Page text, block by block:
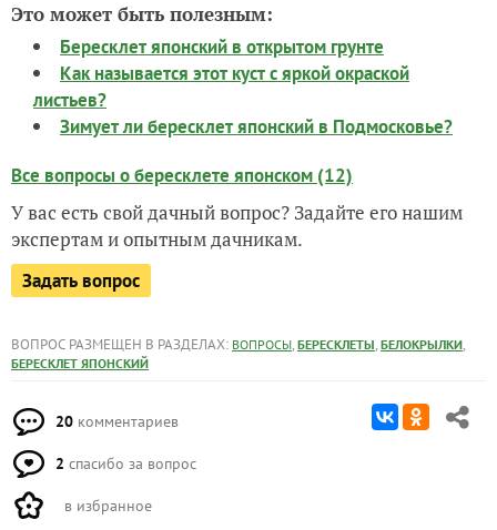
Это может быть полезным:
Бересклет японский в открытом грунте
Как называется этот куст с яркой окраской
листьев?
Зимует ли бересклет японский в Подмосковье?
Все вопросы о бересклете японском (12)
У вас есть свой дачный вопрос? Задайте его нашим
экспертам и опытным дачникам.
Задать вопрос
ВОПРОС РАЗМЕЩЕН В РАЗДЕЛАХ: ВОПРОСЫ, БЕРЕСКЛЕТЫ, БЕЛОКРЫЛКИ,
БЕРЕСКЛЕТ ЯПОНСКИЙ
20 комментариев
2 спасибо за вопрос
в избранное